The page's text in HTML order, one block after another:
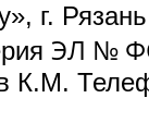
г.
ЭЛ №
К.М.